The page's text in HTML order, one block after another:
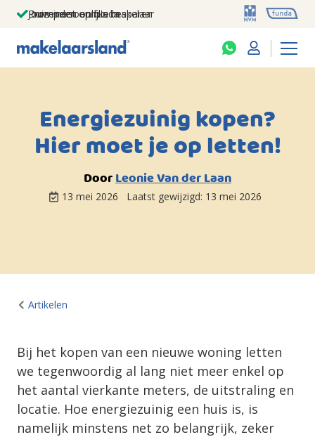
Jouw persoonlijke makelaar
Duizenden euro's besparen
Prominent op funda
Energiezuinig kopen?
Hier moet je op letten!
DoorLeonie Van der Laan
13 mei 2026 Laatst gewijzigd: 13 mei 2026
Artikelen
Bij het kopen van een nieuwe woning letten
we tegenwoordig al lang niet meer enkel op
het aantal vierkante meters, de uitstraling en
locatie. Hoe energiezuinig een huis is, is
namelijk minstens net zo belangrijk, zeker